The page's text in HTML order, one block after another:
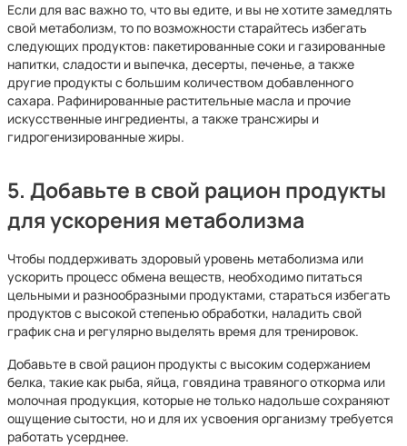
Если для вас важно то, что вы едите, и вы не хотите замедлять
свой метаболизм, то по возможности старайтесь избегать
следующих продуктов: пакетированные соки и газированные
напитки, сладости и выпечка, десерты, печенье, а также
другие продукты с большим количеством добавленного
сахара. Рафинированные растительные масла и прочие
искусственные ингредиенты, а также трансжиры и
гидрогенизированные жиры.
5. Добавьте в свой рацион продукты
для ускорения метаболизма
Чтобы поддерживать здоровый уровень метаболизма или
ускорить процесс обмена веществ, необходимо питаться
цельными и разнообразными продуктами, стараться избегать
продуктов с высокой степенью обработки, наладить свой
график сна и регулярно выделять время для тренировок.
Добавьте в свой рацион продукты с высоким содержанием
белка, такие как рыба, яйца, говядина травяного откорма или
молочная продукция, которые не только надольше сохраняют
ощущение сытости, но и для их усвоения организму требуется
работать усерднее.